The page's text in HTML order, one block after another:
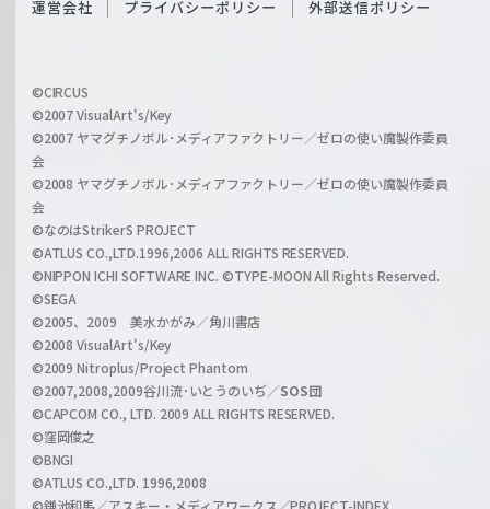
c
a
r
z
i
l
h
a
n
l
運営会社 プライバシーポリシー 外部送信ポリシー
©CIRCUS
©2007 VisualArt's/Key
©2007 ヤマグチノボル･メディアファクトリー／ゼロの使い魔製作委員
会
©2008 ヤマグチノボル･メディアファクトリー／ゼロの使い魔製作委員
会
©なのはStrikerS PROJECT
©ATLUS CO.,LTD.1996,2006 ALL RIGHTS RESERVED.
©NIPPON ICHI SOFTWARE INC. ©TYPE-MOON All Rights Reserved.
©SEGA
©2005、2009 美水かがみ／角川書店
©2008 VisualArt's/Key
©2009 Nitroplus/Project Phantom
©2007,2008,2009谷川流･いとうのいぢ／SOS団
©CAPCOM CO., LTD. 2009 ALL RIGHTS RESERVED.
©窪岡俊之
©BNGI
©ATLUS CO.,LTD. 1996,2008
©鎌池和馬／アスキー・メディアワークス／PROJECT-INDEX